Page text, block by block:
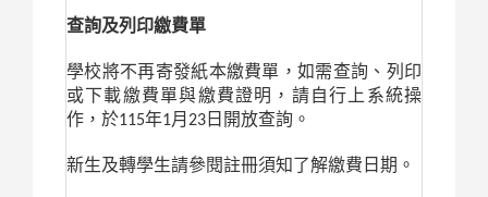
查詢及列印繳費單
學校將不再寄發紙本繳費單，如需查詢、列印
或下載繳費單與繳費證明，請自行上系統操
作，於115年1月23日開放查詢。
新生及轉學生請參閱註冊須知了解繳費日期。